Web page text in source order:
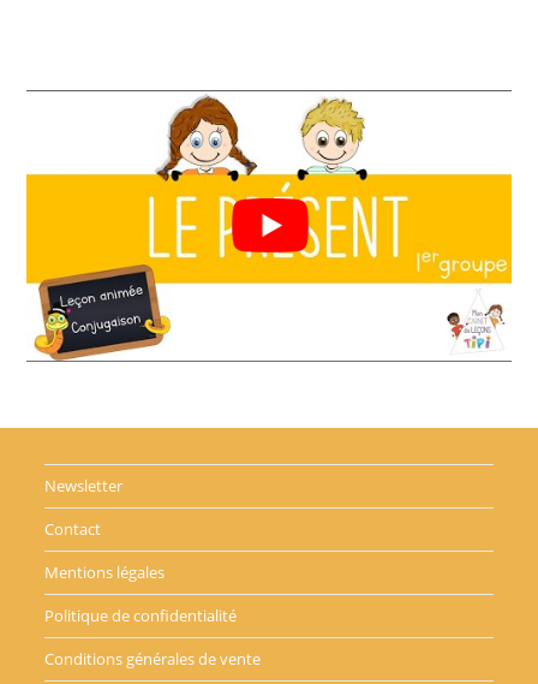
Newsletter
Contact
Mentions légales
Politique de confidentialité
Conditions générales de vente